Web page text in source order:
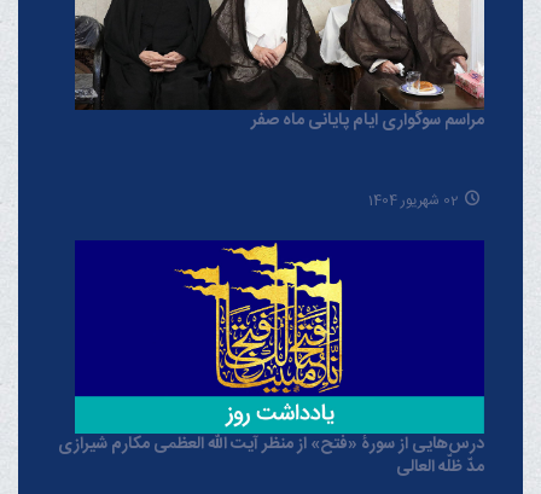
مراسم سوگواری ایام پایانی ماه صفر
02 شهریور 1404
درس‌هایی از سورۀ «فتح» از منظر آیت الله العظمی مکارم شیرازی
مدّ ظلّه العالی